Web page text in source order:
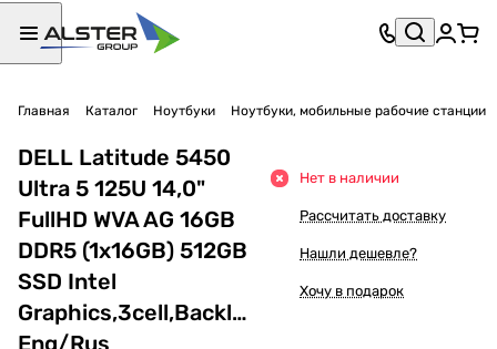
Главная Каталог Ноутбуки Ноутбуки, мобильные рабочие станции
DELL Latitude 5450
Ultra 5 125U 14,0"
FullHD WVA AG 16GB
DDR5 (1x16GB) 512GB
SSD Intel
Eng/Rus
Нет в наличии
Рассчитать доставку
Нашли дешевле?
Хочу в подарок